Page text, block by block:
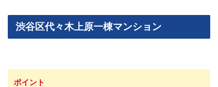
渋谷区代々木上原一棟マンション
ポイント